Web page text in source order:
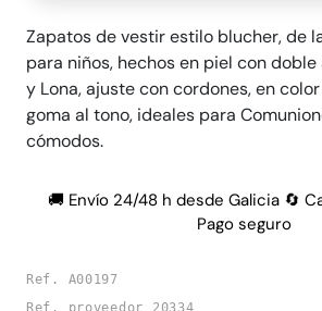
Zapatos de vestir estilo blucher, de
para niños, hechos en piel con
y Lona, ajuste con cordones, en
goma al tono, ideales para
cómodos.
🚚 Envío 24/48 h desde Galicia 🔄
Pago seguro
Ref. A00197
Ref. proveedor 20334